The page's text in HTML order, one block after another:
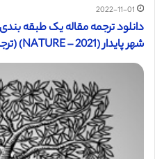
2022-11-01
دانلود ترجمه مقاله یک طبقه
شهر پایدار (NATURE – 2021) (ترجمه ویژه – طلایی